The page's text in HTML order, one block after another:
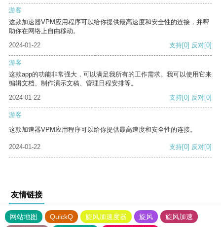
游客
这款加速器VPM应用程序可以给你提供最高速度和安全性的连接，并帮
助你在网络上自由移动。
2024-01-22
支持[0] 反对[0]
游客
这款app的功能非常强大，可以满足我所有的工作需求。我可以使用它来
编辑文档、制作演示文稿、管理日程安排等。
2024-01-22
支持[0] 反对[0]
游客
这款加速器VPM应用程序可以给你提供最高速度和安全性的连接。
2024-01-22 支持[0] 反对[0]
友情链接
网站地图 QuickQ 旋风加速度器 旋风
旋风加速